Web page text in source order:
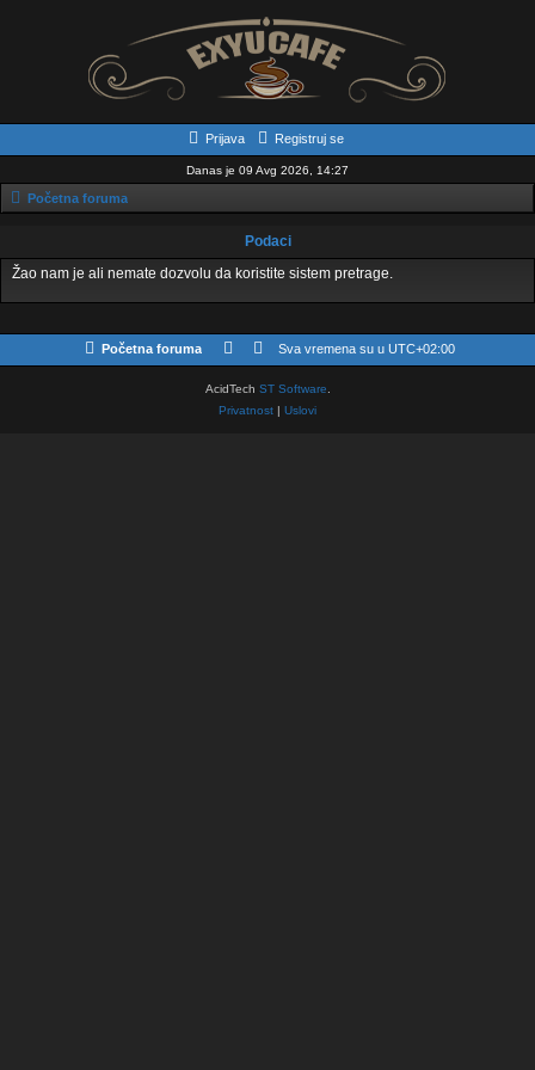
Prijava Registruj se
Danas je 09 Avg 2026, 14:27
Početna foruma
Podaci
Žao nam je ali nemate dozvolu da koristite sistem pretrage.
Početna foruma Sva vremena su u UTC+02:00
AcidTech ST Software
Privatnost | Uslovi